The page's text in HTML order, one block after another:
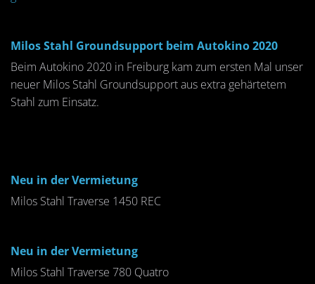
Milos Stahl Groundsupport beim Autokino 2020
Beim Autokino 2020 in Freiburg kam zum ersten Mal unser
neuer Milos Stahl Groundsupport aus extra gehärtetem
Stahl zum Einsatz.
Neu in der Vermietung
Milos Stahl Traverse 1450 REC
Neu in der Vermietung
Milos Stahl Traverse 780 Quatro